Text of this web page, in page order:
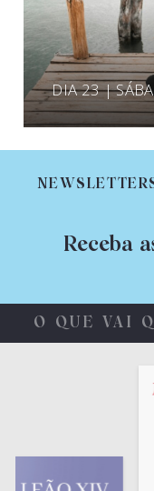
DIA 23 |
Receba
O QUE VAI